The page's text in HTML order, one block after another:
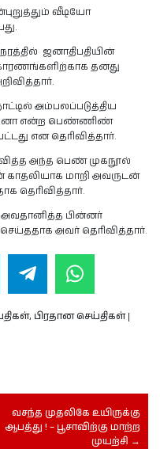
வீடியோ
ஜனாதிபதியின்
தனது
அம்பலப்படுத்திய
என்ற பெண்ணிண்
என தெரிவித்தார்.
அந்த பெண் முகநூல்
காதலியாக மாறி அவருடன்
தெரிவித்தார்.
அவதானித்த பின்னர்
அவர் தெரிவித்தார்.
, பிரதான செய்திகள்|
வசந்த முதலிகே உயிருக்கு
ஆபத்து ! – பூசாவிற்கு மாற்ற
முயற்சி